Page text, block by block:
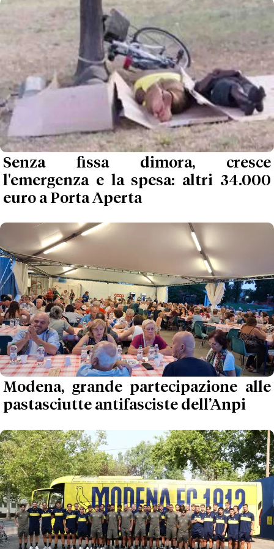
Senza fissa dimora, cresce
l'emergenza e la spesa: altri 34.000
euro a Porta Aperta
Modena, grande partecipazione alle
pastasciutte antifasciste dell’Anpi